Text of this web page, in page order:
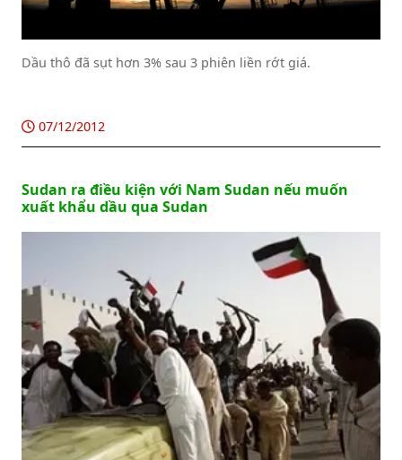
Dầu thô đã sụt hơn 3% sau 3 phiên liền rớt giá.
07/12/2012
Sudan ra điều kiện với Nam Sudan nếu muốn
xuất khẩu dầu qua Sudan